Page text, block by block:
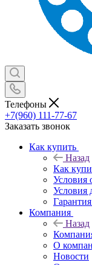
Телефоны
+7(960) 111-77-67
Заказать звонок
Как купить
Назад
Как
Условия
Условия
Компания
Назад
О
Новости